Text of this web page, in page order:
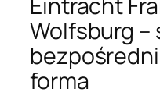
Wolfsburg
forma